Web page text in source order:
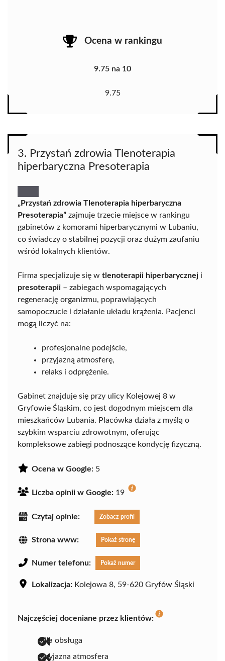
Ocena w rankingu
9.75 na 10
9.75
3. Przystań zdrowia Tlenoterapia
hiperbaryczna Presoterapia
„Przystań zdrowia Tlenoterapia hiperbaryczna
Presoterapia” zajmuje trzecie miejsce w rankingu
gabinetów z komorami hiperbarycznymi w Lubaniu,
co świadczy o stabilnej pozycji oraz dużym zaufaniu
wśród lokalnych klientów.
Firma specjalizuje się w tlenoterapii hiperbarycznej i
presoterapii – zabiegach wspomagających
regenerację organizmu, poprawiających
samopoczucie i działanie układu krążenia. Pacjenci
mogą liczyć na:
profesjonalne podejście,
przyjazną atmosferę,
relaks i odprężenie.
Gabinet znajduje się przy ulicy Kolejowej 8 w
Gryfowie Śląskim, co jest dogodnym miejscem dla
mieszkańców Lubania. Placówka działa z myślą o
szybkim wsparciu zdrowotnym, oferując
kompleksowe zabiegi podnoszące kondycję fizyczną.
Ocena w Google: 5
Liczba opinii w Google: 19
Czytaj opinie: Zobacz profil
Strona www: Pokaż stronę
Numer telefonu: Pokaż numer
Lokalizacja: Kolejowa 8, 59-620 Gryfów Śląski
Najczęściej doceniane przez klientów:
miła obsługa
przyjazna atmosfera